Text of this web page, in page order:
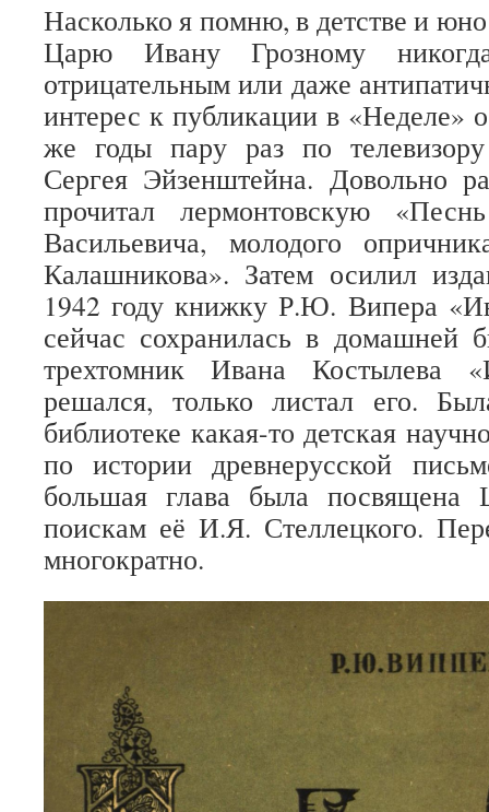
Насколько я помню, в детстве и
Царю Ивану Грозному
отрицательным или даже
интерес к публикации в «Неделе»
же годы пару раз по
Сергея Эйзенштейна. Довольно
прочитал лермонтовскую
Васильевича, молодого
Калашникова». Затем осилил
1942 году книжку Р.Ю. Випера
сейчас сохранилась в домашней
трехтомник Ивана Костылева
решался, только листал его.
библиотеке какая-то детская
по истории древнерусской
большая глава была посвящена
поискам её И.Я. Стеллецкого.
многократно.